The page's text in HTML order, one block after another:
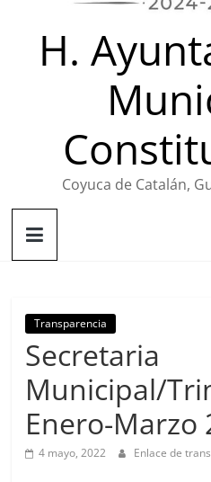
H.
Coyuca de Catalán,
Transparencia
Secretaria
Municipal/
Enero-Marzo
4 mayo, 2022 Enlace de